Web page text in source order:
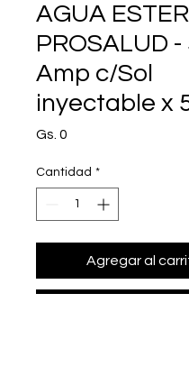
AGUA
PROSALUD -
Amp c/Sol
inyectable x
Gs. 0
Cantidad *
Agregar al